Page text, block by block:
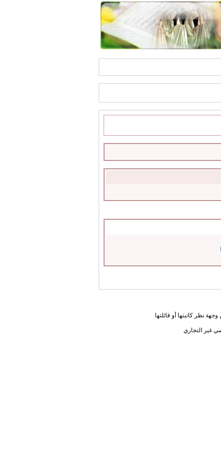
نظر كاتبتها أو قائلتها
غير التجاري